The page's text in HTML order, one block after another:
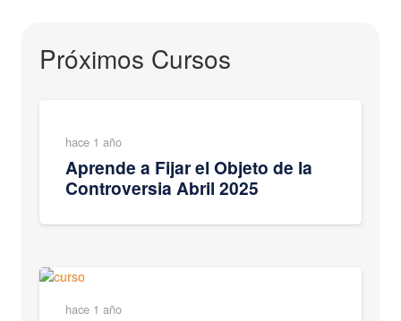
Próximos Cursos
hace 1 año
Aprende a Fijar el Objeto de la
Controversia Abril 2025
hace 1 año